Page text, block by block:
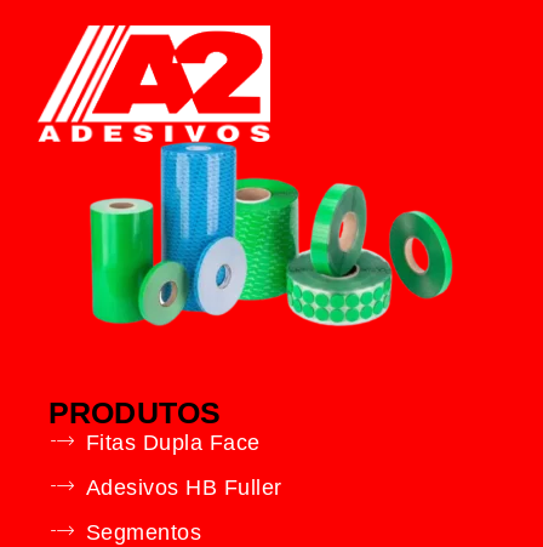
PRODUTOS
Fitas Dupla Face
Adesivos HB Fuller
Segmentos